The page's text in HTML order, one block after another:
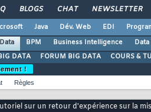
BLOGS CHAT NEWSLETTER
Java Dév. Web EDI
BPM Business Intelligence
DATA
FORUM BIG DATA COURS &
!
Règles
sur un retour d'expérience sur la